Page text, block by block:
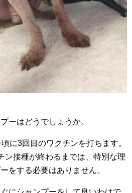
ーはどうでしょうか。
に3回目のワクチンを打ちます。
ン接種が終わるまでは、特別な理
をする必要はありません。